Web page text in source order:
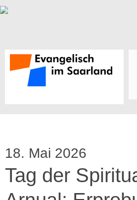
18. Mai 2026
Tag der